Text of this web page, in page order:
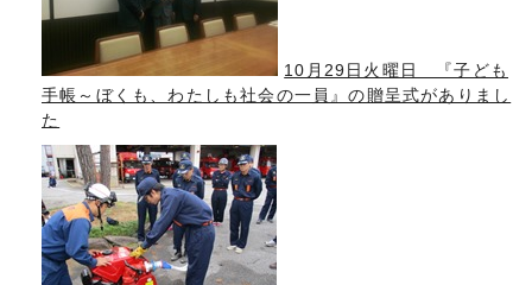
10月29日火曜日 『子ども
手帳～ぼくも、わたしも社会の一員』の贈呈式がありまし
た